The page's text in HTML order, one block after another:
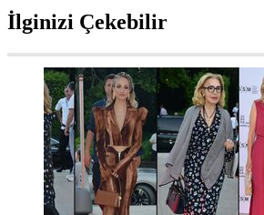
İlginizi Çekebilir